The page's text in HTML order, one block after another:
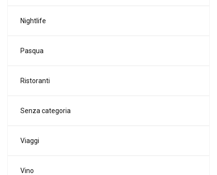
Nightlife
Pasqua
Ristoranti
Senza categoria
Viaggi
Vino